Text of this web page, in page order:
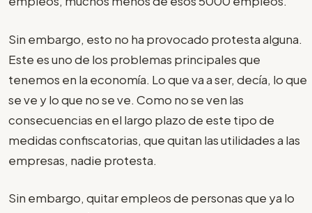
Sin embargo, esto no ha provocado protesta alguna.
Este es uno de los problemas principales que
tenemos en la economía. Lo que va a ser, decía, lo que
se ve y lo que no se ve. Como no se ven las
consecuencias en el largo plazo de este tipo de
medidas confiscatorias, que quitan las utilidades a las
empresas, nadie protesta.
Sin embargo, quitar empleos de personas que ya lo